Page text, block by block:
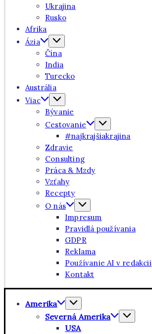
Ukrajina
Rusko
Afrika
Ázia
Čína
India
Turecko
Austrália
Viac
Bývanie
Cestovanie
#najkrajšiakrajina
Zdravie
Consulting
Práca & Mzdy
Vzťahy
Recepty
O nás
Impresum
Pravidlá používania
GDPR
Reklama
Používanie AI v redakcii
Kontakt
Amerika
Severná Amerika
USA